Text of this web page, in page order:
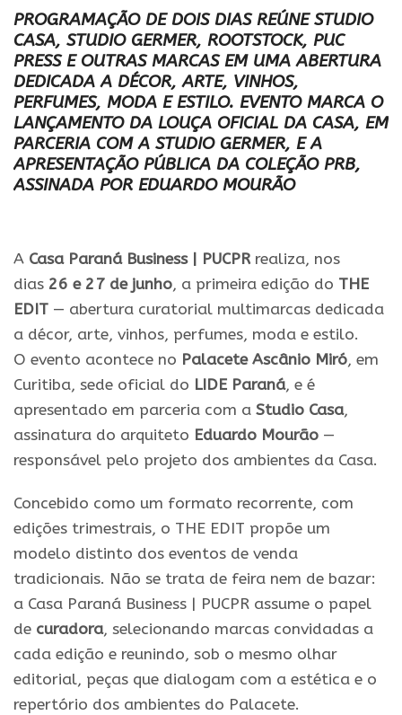
PROGRAMAÇÃO DE DOIS DIAS REÚNE STUDIO
CASA, STUDIO GERMER, ROOTSTOCK, PUC
PRESS E OUTRAS MARCAS EM UMA ABERTURA
DEDICADA A DÉCOR, ARTE, VINHOS,
PERFUMES, MODA E ESTILO. EVENTOMARCA O
LANÇAMENTO DA LOUÇA OFICIAL DA CASA, EM
PARCERIA COM A STUDIO GERMER, E A
APRESENTAÇÃO PÚBLICA DA COLEÇÃO PRB,
ASSINADA POR EDUARDO MOURÃO
A Casa Paraná Business| PUCPRrealiza, nos
dias 26 e 27 de junho, a primeira edição do THE
EDIT — abertura curatorial multimarcas dedicada
a décor, arte, vinhos, perfumes, moda e estilo.
O evento acontece no Palacete Ascânio Miró, em
Curitiba, sede oficial do LIDE Paraná, e é
apresentado em parceria com a Studio Casa,
assinatura do arquiteto Eduardo Mourão —
responsável pelo projeto dos ambientes da Casa.
Concebido como um formato recorrente, com
edições trimestrais, o THE EDIT propõe um
modelo distinto dos eventos de venda
tradicionais. Não se trata de feira nem de bazar:
a Casa Paraná Business | PUCPR assume o papel
de curadora, selecionando marcas convidadas a
cada edição e reunindo, sob o mesmo olhar
editorial, peças que dialogam com a estética e o
repertório dos ambientes do Palacete.